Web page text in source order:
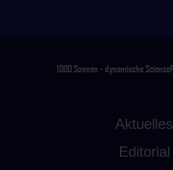
1000 Sonnen - dynamische
Aktuelles
Editorial